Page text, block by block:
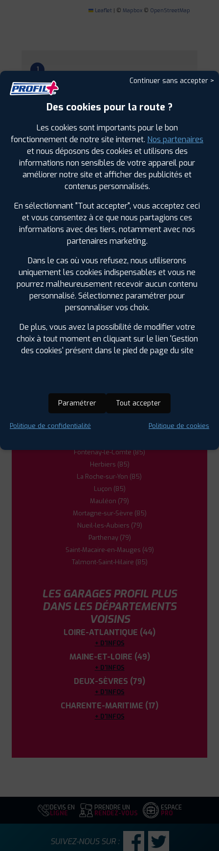
Leaflet | © Mapbox © OpenStreetMap
1
PROFIL PLUS
PARC D'ACTIVITES LA MONGIE VENDEOPOLE
0228150690
+D'INFOS
2
LA ROCHE SUR YON
6 RUE DE COMMERCE ZI SUD
85000 LA ROCHE
SUR YON
0251360715
HORAIRES | +D'INFOS
3
PROFIL PLUSPARTHENAY
116 BD ARISTIDE BRIA79200 PARTHENAY
+D'INFOS
LES GARAGES PROFIL PLUS
DANS LES VILLES À PROXIMITÉ
Chantonnay (85)
Chemillé (49)
Fontenay-le-Comte (85)
Herbiers (85)
La Roche-sur-Yon (85)
Luçon (85)
Mauléon (79)
Mortagne-sur-Sèvre (85)
Nueil-les-Aubiers (79)
Parthenay (79)
Saint-Macaire-en-Mauges (49)
Talmont-Saint-Hilaire (85)
LES GARAGES PROFIL PLUS
DANS LES DÉPARTEMENTS
VOISINS
LOIRE-ATLANTIQUE (44)
+ D'INFOS
MAINE-ET-LOIRE (49)
+ D'INFOS
DEUX-SÈVRES (79)
+ D'INFOS
CHARENTE-MARITIME (17)
+ D'INFOS
DEVIS EN
LIGNE
PRENDRE UN
RENDEZ-VOUS
ESPACE
PRO
SUIVEZ-NOUS SUR :
Continuer sans accepter >
Des cookies pour la route ?
Les cookies sont importants pour le bon
fonctionnement de notre site internet. Nos partenaires
et nous déposons des cookies et utilisons des
informations non sensibles de votre appareil pour
améliorer notre site et afficher des publicités et
contenus personnalisés.
En sélectionnant "Tout accepter", vous acceptez ceci
et vous consentez à ce que nous partagions ces
informations avec des tiers, notamment avec nos
partenaires marketing.
Dans le cas où vous refusez, nous utiliserons
uniquement les cookies indispensables et vous ne
pourrez malheureusement recevoir aucun contenu
personnalisé. Sélectionnez paramétrer pour
personnaliser vos choix.
De plus, vous avez la possibilité de modifier votre
choix à tout moment en cliquant sur le lien 'Gestion
des cookies' présent dans le pied de page du site
Paramétrer Tout accepter
Politique de confidentialité Politique de cookies